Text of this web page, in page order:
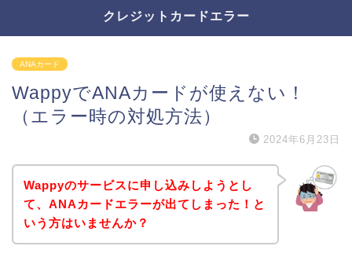
クレジットカードエラー
ANAカード
WappyでANAカードが使えない！
（エラー時の対処方法）
2024年6月23日
Wappyのサービスに申し込みしようとし
て、ANAカードエラーが出てしまった！と
いう方はいませんか？